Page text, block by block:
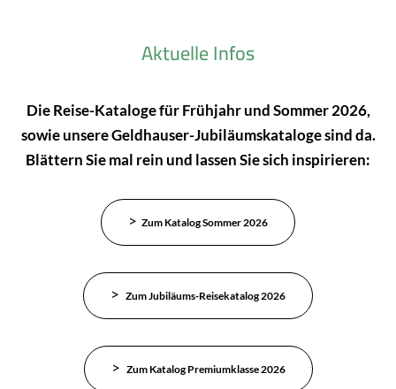
Aktuelle Infos
Die Reise-Kataloge für Frühjahr und Sommer 2026,
sowie unsere Geldhauser-Jubiläumskataloge sind da.
Blättern Sie mal rein und lassen Sie sich inspirieren:
Zum Katalog Sommer 2026
Zum Jubiläums-Reisekatalog 2026
Zum Katalog Premiumklasse 2026